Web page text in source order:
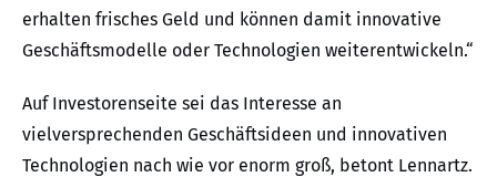
erhalten frisches Geld und können damit innovative
Geschäftsmodelle oder Technologien weiterentwickeln.“
Auf Investorenseite sei das Interesse an
vielversprechenden Geschäftsideen und innovativen
Technologien nach wie vor enorm groß, betont Lennartz.